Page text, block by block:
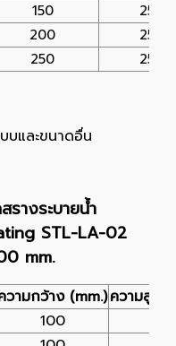
150
25
200
25
250 25
บและขนาดอื่น
รางระบายน้ำ
STL-LA-02
mm.
วามกว้าง (mm.)ความสูง
100